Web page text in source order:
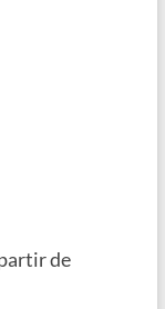
de